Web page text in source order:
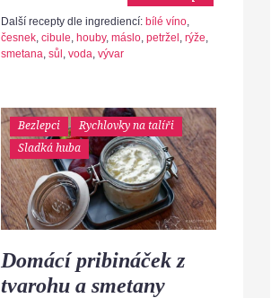
Další recepty dle ingrediencí: bílé víno,
česnek, cibule, houby, máslo, petržel , rýže,
smetana, sůl , voda, vývar
Bezlepci
Rychlovky na talíři
Sladká huba
Domácí pribináček z
tvarohu a smetany